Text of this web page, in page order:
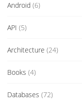
Android (6)
API (5)
Architecture (24)
Books (4)
Databases (72)